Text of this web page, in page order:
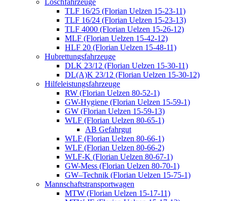
Löschfahrzeuge
TLF 16/25 (Florian Uelzen 15-23-11)
TLF 16/24 (Florian Uelzen 15-23-13)
TLF 4000 (Florian Uelzen 15-26-12)
MLF (Florian Uelzen 15-42-12)
HLF 20 (Florian Uelzen 15-48-11)
Hubrettungsfahrzeuge
DLK 23/12 (Florian Uelzen 15-30-11)
DL(A)K 23/12 (Florian Uelzen 15-30-12)
Hilfeleistungsfahrzeuge
RW (Florian Uelzen 80-52-1)
GW-Hygiene (Florian Uelzen 15-59-1)
GW (Florian Uelzen 15-59-13)
WLF (Florian Uelzen 80-65-1)
AB Gefahrgut
WLF (Florian Uelzen 80-66-1)
WLF (Florian Uelzen 80-66-2)
WLF-K (Florian Uelzen 80-67-1)
GW-Mess (Florian Uelzen 80-70-1)
GW–Technik (Florian Uelzen 15-75-1)
Mannschaftstransportwagen
MTW (Florian Uelzen 15-17-11)